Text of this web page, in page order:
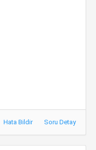
Hata Bildir Soru Detay